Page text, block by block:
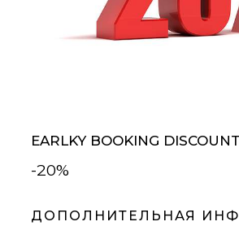
EARLKY BOOKING
-20%
ДОПОЛНИТЕЛЬНАЯ